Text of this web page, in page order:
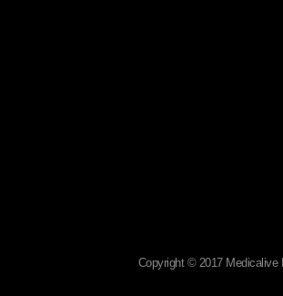
Copyright © 2017 Medicalive